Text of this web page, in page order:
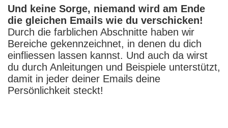
Und keine Sorge, niemand wird am Ende
die gleichen Emails wie du verschicken!
Durch die farblichen Abschnitte haben wir
Bereiche gekennzeichnet, in denen du dich
einfliessen lassen kannst. Und auch da wirst
du durch Anleitungen und Beispiele unterstützt,
damit in jeder deiner Emails deine
Persönlichkeit steckt!